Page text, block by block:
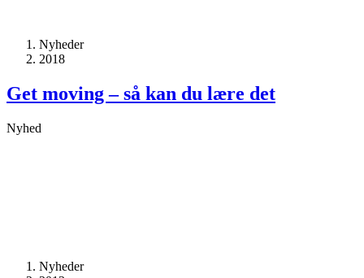
Nyheder
2018
Get moving – så kan du lære det
Nyhed
Nyheder